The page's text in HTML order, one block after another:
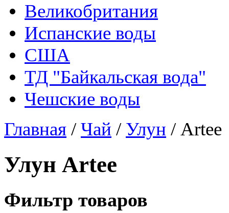
Великобритания
Испанские воды
США
ТД "Байкальская вода"
Чешские воды
Главная /Чай / Улун /Artee
Улун Artee
Фильтр товаров